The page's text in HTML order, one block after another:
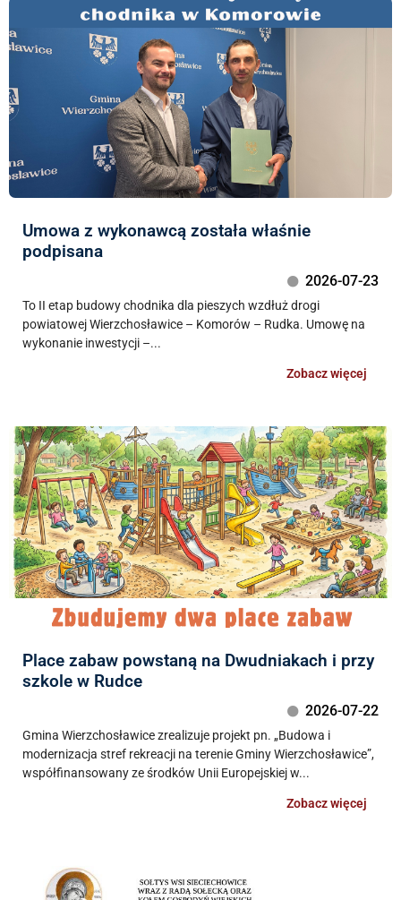
Umowa z wykonawcą została właśnie
podpisana
2026-07-23
To II etap budowy chodnika dla pieszych wzdłuż drogi
powiatowej Wierzchosławice – Komorów – Rudka. Umowę na
wykonanie inwestycji –...
Zobacz więcej
Place zabaw powstaną na Dwudniakach i przy
szkole w Rudce
2026-07-22
Gmina Wierzchosławice zrealizuje projekt pn. „Budowa i
modernizacja stref rekreacji na terenie Gminy Wierzchosławice”,
współfinansowany ze środków Unii Europejskiej w...
Zobacz więcej